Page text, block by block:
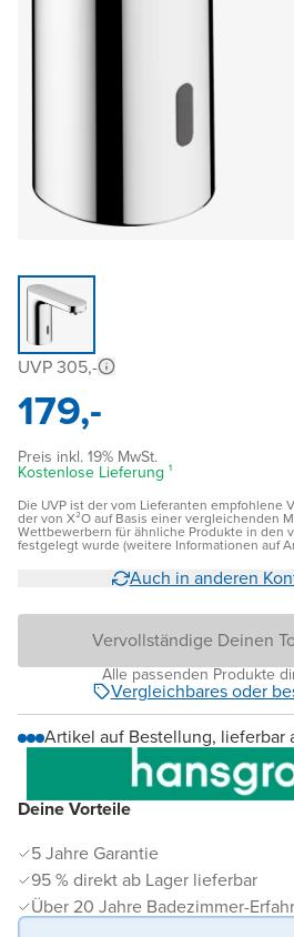
Deine Vorteile
5 Jahre Garantie
95 % direkt ab Lager lieferbar
Über 20 Jahre Badezimmer-
UVP 305,-
179,-
Preis inkl. 19% MwSt.
Kostenlose Lieferung ¹
Die UVP ist der vom Lieferanten empfohlene
der von X²O auf Basis einer vergleichenden
Wettbewerbern für ähnliche Produkte in den
festgelegt wurde (weitere Informationen auf
Auch in anderen
Vervollständige Deinen
Alle passenden Produkte
Vergleichbares oder
Artikel auf Bestellung, lieferbar